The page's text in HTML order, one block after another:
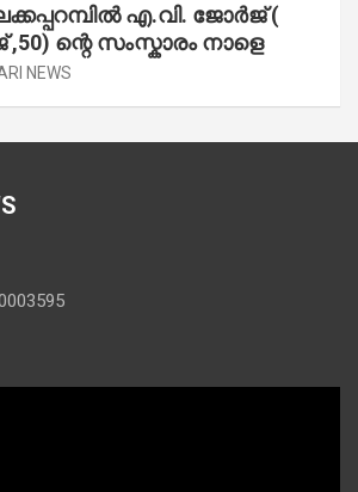
എ.​വി. ജോ​ർ​ജ് (
ന്റെ സംസ്കാരം നാളെ
NEWS